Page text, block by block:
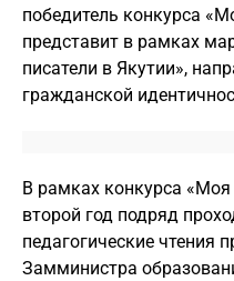
победитель конкурса
представит в рамках
писатели в Якутии»,
гражданской
В рамках конкурса
второй год подряд
педагогические чтения
Замминистра